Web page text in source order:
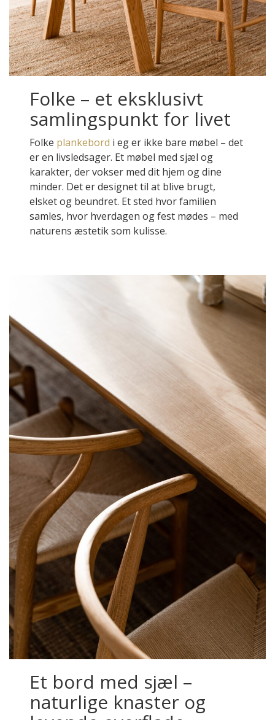
Folke – et eksklusivt
samlingspunkt for livet
Folke plankebord i eg er ikke bare møbel – det
er en livsledsager. Et møbel med sjæl og
karakter, der vokser med dit hjem og dine
minder. Det er designet til at blive brugt,
elsket og beundret. Et sted hvor familien
samles, hvor hverdagen og fest mødes – med
naturens æstetik som kulisse.
Et bord med sjæl –
naturlige knaster og